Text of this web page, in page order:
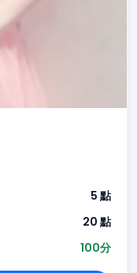
5 點
20 點
100分